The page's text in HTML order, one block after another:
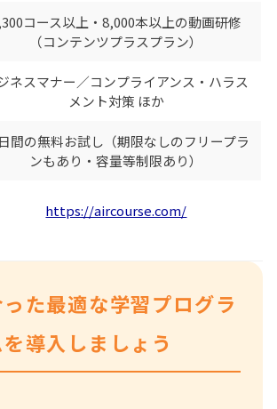
コース以上・8,000本以上の動画研修
（コンテンツプラスプラン）
ネスマナー／コンプライアンス・ハラス
メント対策 ほか
間の無料お試し（期限なしのフリープラ
ンもあり・容量等制限あり）
https://aircourse.com/
た最適な学習プログラ
導入しましょう